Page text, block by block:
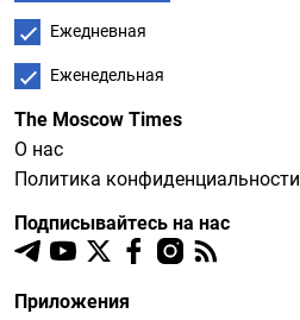
Ежедневная
Еженедельная
The Moscow Times
О нас
Политика конфиденциальности
Подписывайтесь на нас
Приложения